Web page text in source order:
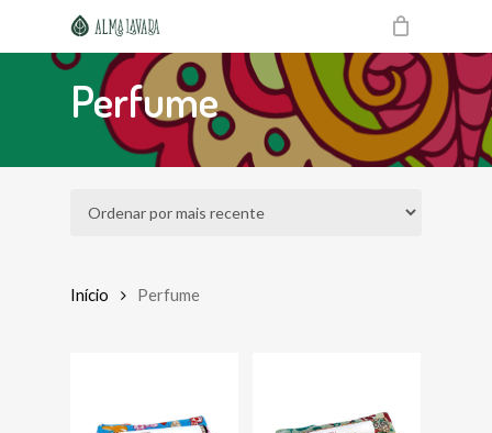
main
Perfume
Início Perfume